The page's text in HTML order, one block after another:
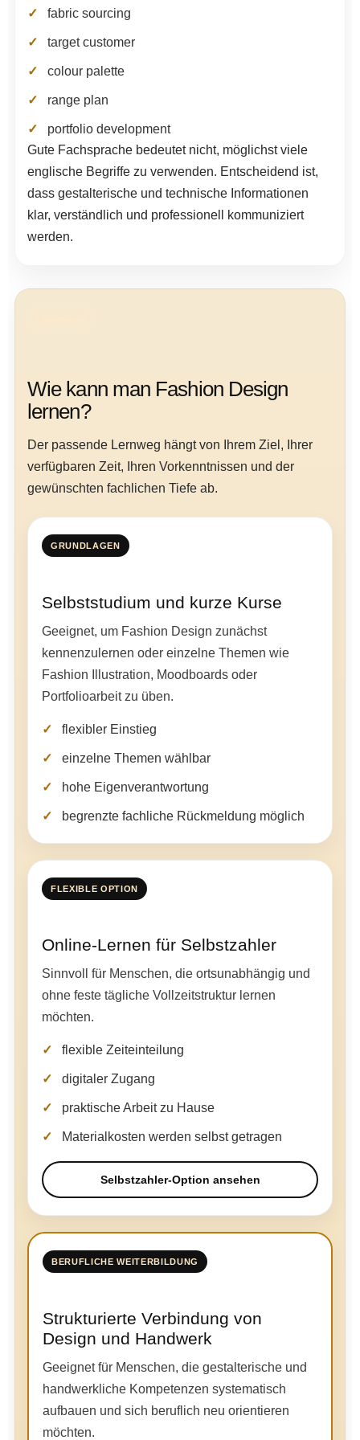
fabric sourcing
target customer
colour palette
range plan
portfolio development
Gute Fachsprache bedeutet nicht, möglichst viele
englische Begriffe zu verwenden. Entscheidend ist,
dass gestalterische und technische Informationen
klar, verständlich und professionell kommuniziert
werden.
Wie kann man Fashion Design
lernen?
Der passende Lernweg hängt von Ihrem Ziel, Ihrer
verfügbaren Zeit, Ihren Vorkenntnissen und der
gewünschten fachlichen Tiefe ab.
GRUNDLAGEN
Selbststudium und kurze Kurse
Geeignet, um Fashion Design zunächst
kennenzulernen oder einzelne Themen wie
Fashion Illustration, Moodboards oder
Portfolioarbeit zu üben.
flexibler Einstieg
einzelne Themen wählbar
hohe Eigenverantwortung
begrenzte fachliche Rückmeldung möglich
FLEXIBLE OPTION
Online-Lernen für Selbstzahler
Sinnvoll für Menschen, die ortsunabhängig und
ohne feste tägliche Vollzeitstruktur lernen
möchten.
flexible Zeiteinteilung
digitaler Zugang
praktische Arbeit zu Hause
Materialkosten werden selbst getragen
Selbstzahler-Option ansehen
BERUFLICHE WEITERBILDUNG
Strukturierte Verbindung von
Design und Handwerk
Geeignet für Menschen, die gestalterische und
handwerkliche Kompetenzen systematisch
aufbauen und sich beruflich neu orientieren
möchten.